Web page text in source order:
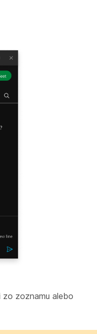
zoznamu alebo